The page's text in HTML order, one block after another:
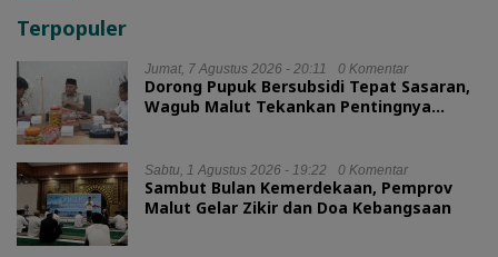
Terpopuler
Jumat, 7 Agustus 2026 - 20:11 0 Komentar
Dorong Pupuk Bersubsidi Tepat Sasaran,
Wagub Malut Tekankan Pentingnya
Sabtu, 1 Agustus 2026 - 19:22 0 Komentar
Sambut Bulan Kemerdekaan, Pemprov
Malut Gelar Zikir dan Doa Kebangsaan